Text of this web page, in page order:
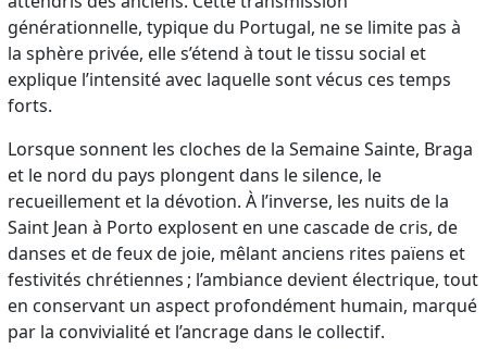
générationnelle, typique du Portugal, ne se limite pas à
la sphère privée, elle s’étend à tout le tissu social et
explique l’intensité avec laquelle sont vécus ces temps
forts.
Lorsque sonnent les cloches de la Semaine Sainte, Braga
et le nord du pays plongent dans le silence, le
recueillement et la dévotion. À l’inverse, les nuits de la
Saint Jean à Porto explosent en une cascade de cris, de
danses et de feux de joie, mêlant anciens rites païens et
festivités chrétiennes ; l’ambiance devient électrique, tout
en conservant un aspect profondément humain, marqué
par la convivialité et l’ancrage dans le collectif.